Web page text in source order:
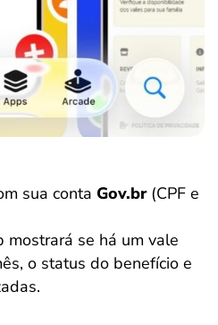
sua conta Gov.br(CPF e
mostrará se há um vale
o status do benefício e